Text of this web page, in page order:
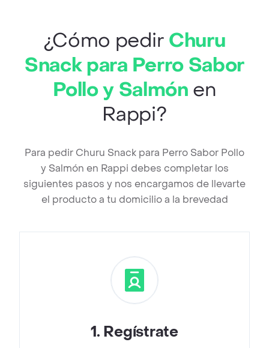
¿Cómo pedir Churu
Snack para Perro Sabor
Pollo y Salmón en
Rappi?
Para pedir Churu Snack para Perro Sabor Pollo
y Salmón en Rappi debes completar los
siguientes pasos y nos encargamos de llevarte
el producto a tu domicilio a la brevedad
1. Regístrate